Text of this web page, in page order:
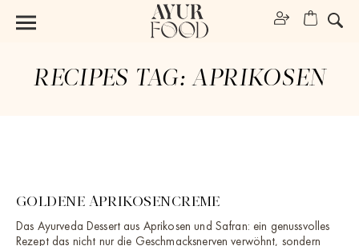
RECIPES TAG:APRIKOSEN
GOLDENE APRIKOSENCREME
Das Ayurveda Dessert aus Aprikosen und Safran: ein genussvolles
Rezept das nicht nur die Geschmacksnerven verwöhnt, sondern